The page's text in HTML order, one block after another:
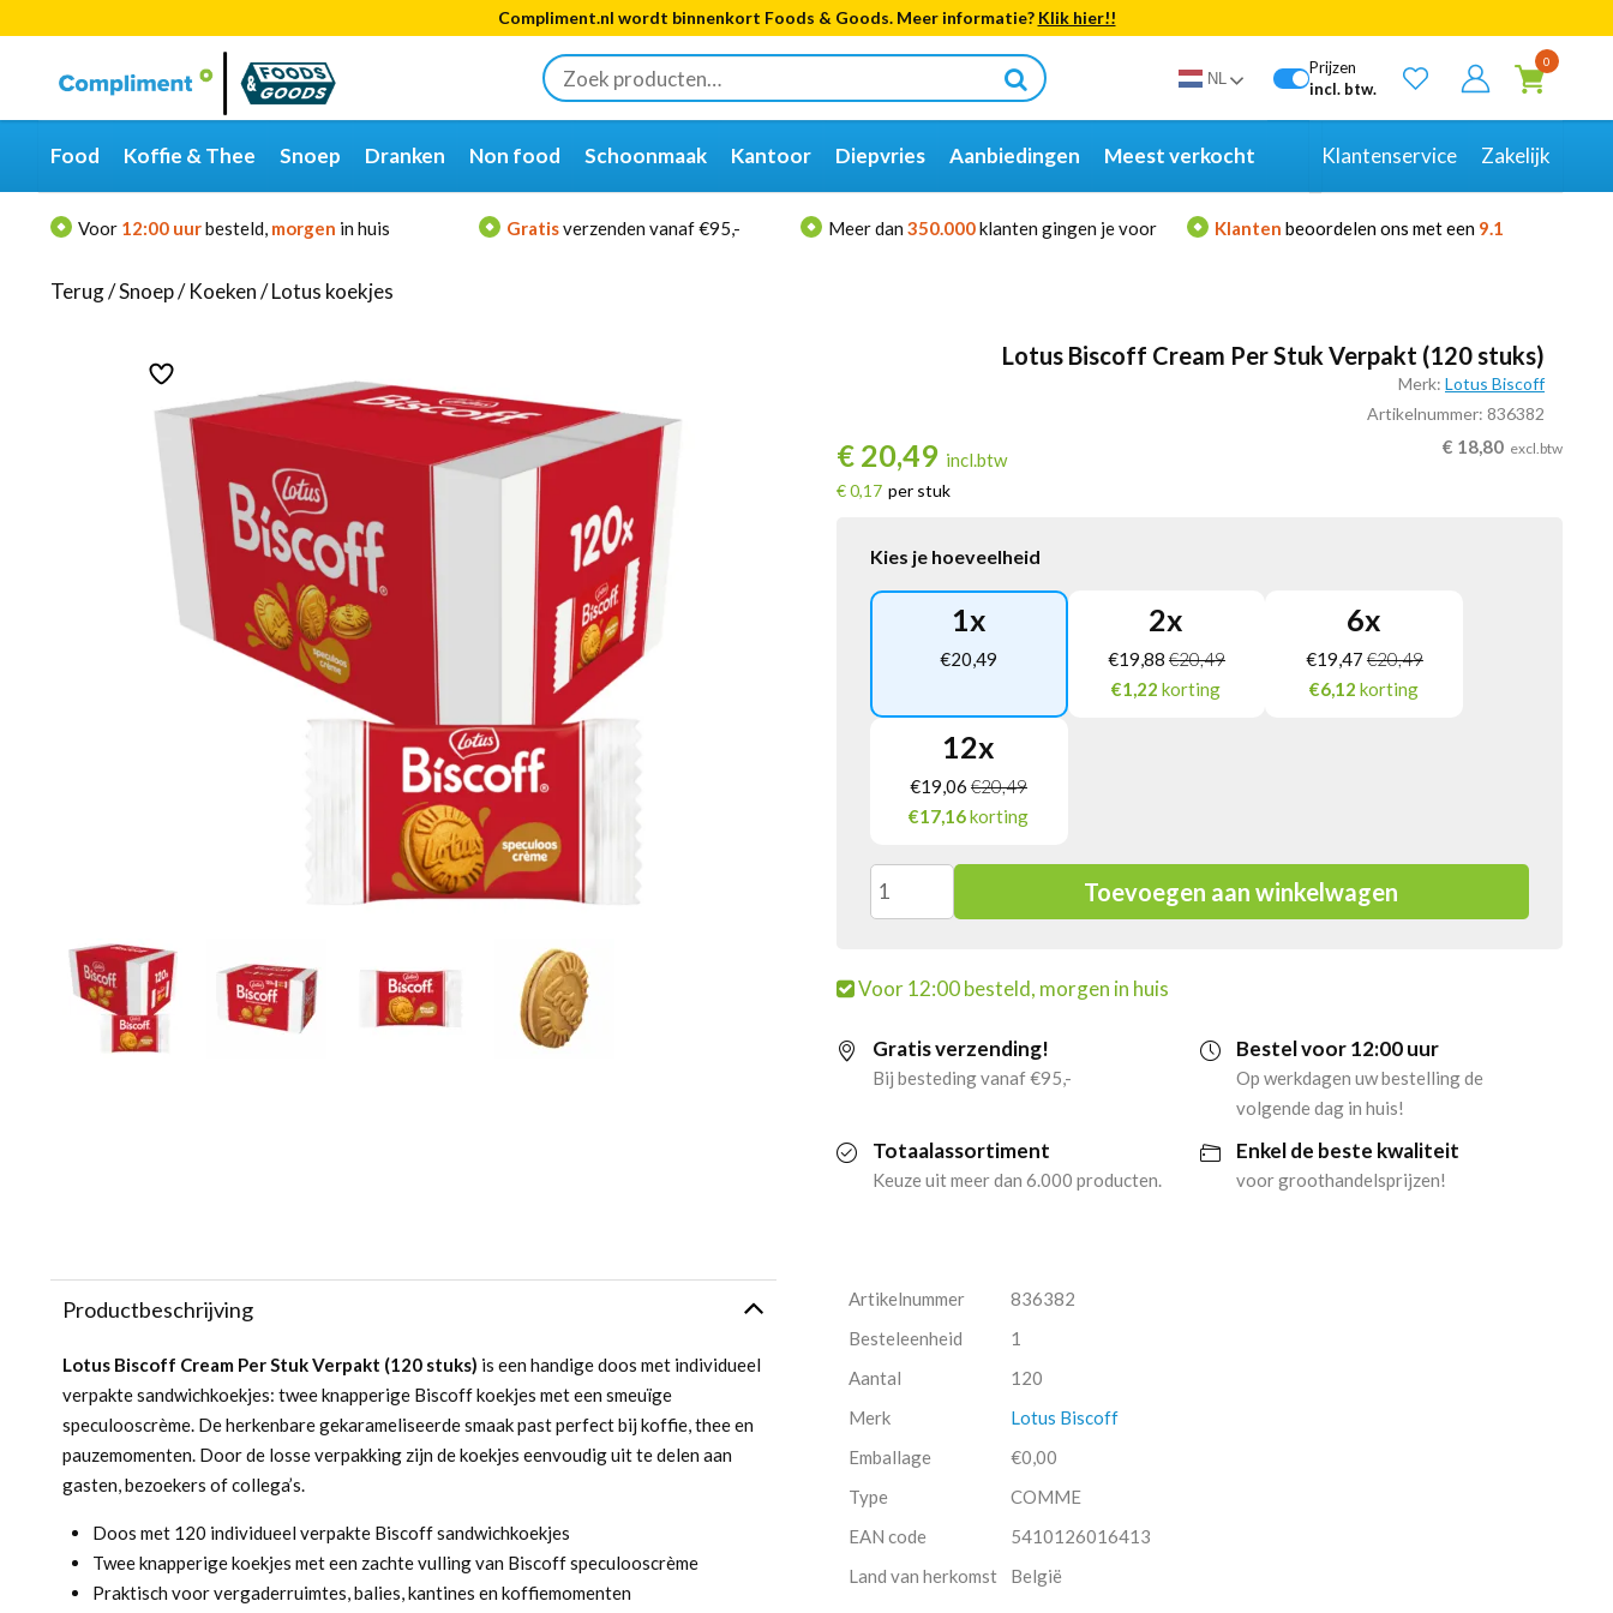
Compliment.nl wordt binnenkort Foods & Goods. Meer informatie? Klik hier!!
Zoeken
naar:
Categorieën
Merken
NL
Prijzen
incl. btw.
0
Food Koffie & Thee Snoep Dranken Non food Schoonmaak Kantoor Diepvries Aanbiedingen Meest verkocht Klantenservice Zakelijk
Voor 12:00 uurbesteld, morgen in huis Gratisverzenden vanaf €95,- Meer dan 350.000klanten gingen je voor Klanten beoordelen ons met een 9.1
Terug/Snoep/Koeken/Lotus koekjes
Lotus Biscoff Cream Per Stuk Verpakt (120 stuks)
Merk: Lotus Biscoff
Artikelnummer: 836382
€ 20,49 incl.btw
€ 0,17 per stuk
€ 18,80 excl.btw
Kies je hoeveelheid
1x
€20,49
2x
€19,88 €20,49
€1,22 korting
6x
€19,47 €20,49
€6,12 korting
12x
€19,06 €20,49
€17,16korting
Lotus
Cream
Per
aantal
Toevoegen aan winkelwagen
Voor 12:00 besteld, morgen in huis
Gratis verzending!
Bij besteding vanaf €95,-
Bestel voor 12:00 uur
Op werkdagen uw bestelling de
volgende dag in huis!
Totaalassortiment
Keuze uit meer dan 6.000 producten.
Enkel de beste kwaliteit
voor groothandelsprijzen!
Productbeschrijving
Lotus Biscoff Cream Per Stuk Verpakt (120 stuks) is een handige doos met individueel
verpakte sandwichkoekjes: twee knapperige Biscoff koekjes met een smeuïge
speculooscrème. De herkenbare gekarameliseerde smaak past perfect bij koffie, thee en
pauzemomenten. Door de losse verpakking zijn de koekjes eenvoudig uit te delen aan
gasten, bezoekers of collega’s.
Doos met 120 individueel verpakte Biscoff sandwichkoekjes
Twee knapperige koekjes met een zachte vulling van Biscoff speculooscrème
Praktisch voor vergaderruimtes, balies, kantines en koffiemomenten
Artikelnummer
836382
Besteleenheid
1
Aantal
120
Merk
Lotus Biscoff
Emballage
€0,00
Type
COMME
EAN code
5410126016413
Land van herkomst
België